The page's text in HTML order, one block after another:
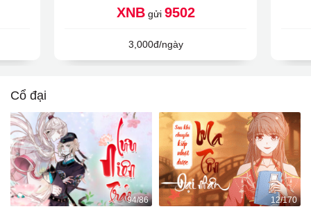
XNBgửi 9502
3,000đ/ngày
Cổ đại
94/86 12/170